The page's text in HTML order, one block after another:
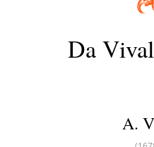
Da
A.